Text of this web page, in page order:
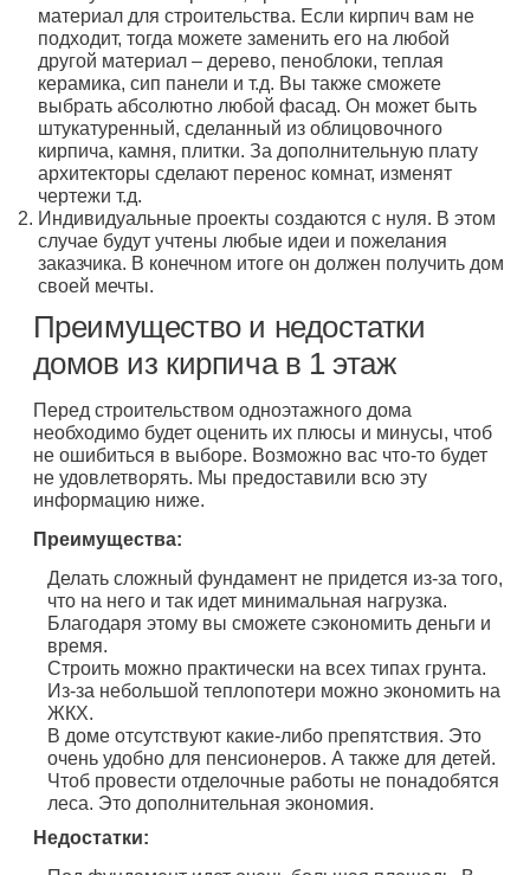
материал для строительства. Если кирпич вам не
подходит, тогда можете заменить его на любой
другой материал – дерево, пеноблоки, теплая
керамика, сип панели и т.д. Вы также сможете
выбрать абсолютно любой фасад. Он может быть
штукатуренный, сделанный из облицовочного
кирпича, камня, плитки. За дополнительную плату
архитекторы сделают перенос комнат, изменят
чертежи т.д.
Индивидуальные проекты создаются с нуля. В этом
случае будут учтены любые идеи и пожелания
заказчика. В конечном итоге он должен получить дом
своей мечты.
Преимущество и недостатки
домов из кирпича в 1 этаж
Перед строительством одноэтажного дома
необходимо будет оценить их плюсы и минусы, чтоб
не ошибиться в выборе. Возможно вас что-то будет
не удовлетворять. Мы предоставили всю эту
информацию ниже.
Преимущества:
Делать сложный фундамент не придется из-за того,
что на него и так идет минимальная нагрузка.
Благодаря этому вы сможете сэкономить деньги и
время.
Строить можно практически на всех типах грунта.
Из-за небольшой теплопотери можно экономить на
ЖКХ.
В доме отсутствуют какие-либо препятствия. Это
очень удобно для пенсионеров. А также для детей.
Чтоб провести отделочные работы не понадобятся
леса. Это дополнительная экономия.
Недостатки: